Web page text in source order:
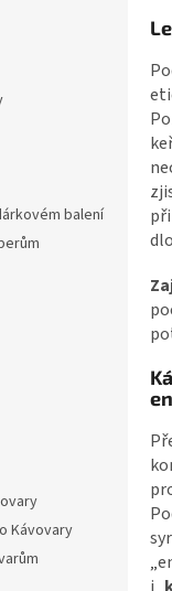
balení
Kávovary
i